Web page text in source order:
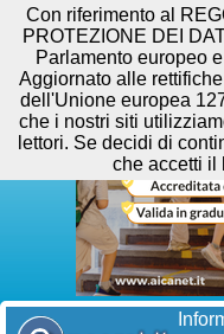
Con riferimento al
PROTEZIONE DEI
Parlamento europeo
Aggiornato alle
dell'Unione europea
che i nostri siti
lettori. Se decidi di
che accetti il